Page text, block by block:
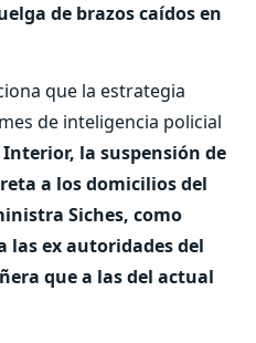
de brazos caídos en
que la estrategia
de inteligencia policial
la suspensión de
a los domicilios del
Siches, como
ex autoridades del
que a las del actual